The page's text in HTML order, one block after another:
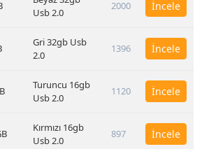
Usb 2.0
2000 İncele
Gri 32gb Usb
2.0
1396 İncele
Turuncu 16gb
Usb 2.0
1120 İncele
Kırmızı 16gb
Usb 2.0
897 İncele